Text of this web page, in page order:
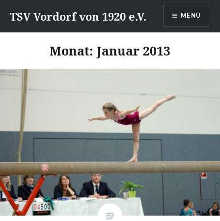
zumTSV Vordorf von 1920 e.V. MENÜ
Monat: Januar 2013